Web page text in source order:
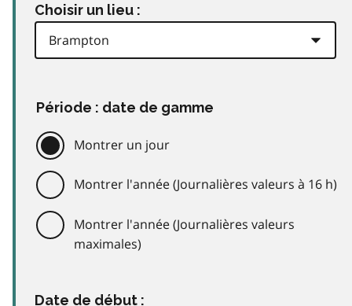
Choisir un lieu :
Période : date de gamme
Montrer un jour
Montrer l'année (Journalières valeurs à 16 h)
Montrer l'année (Journalières valeurs
maximales)
Date de début :